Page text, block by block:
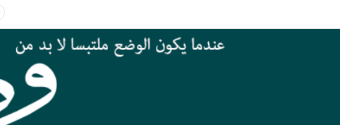
معامل ومعاهد البحوث الزراعية بالأسبوع الأول من أغسطس 2026